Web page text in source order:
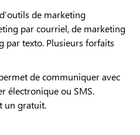
de marketing
par courriel, de marketing
par texto. Plusieurs forfaits
de communiquer avec
électronique ou SMS.
un gratuit.